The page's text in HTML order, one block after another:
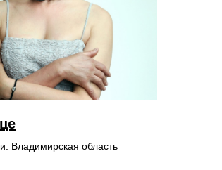
Владимирская область